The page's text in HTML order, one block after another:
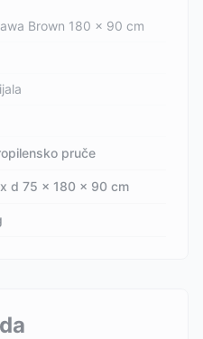
Brown 180 x 90 cm
pruče
d 75 x 180 x 90 cm